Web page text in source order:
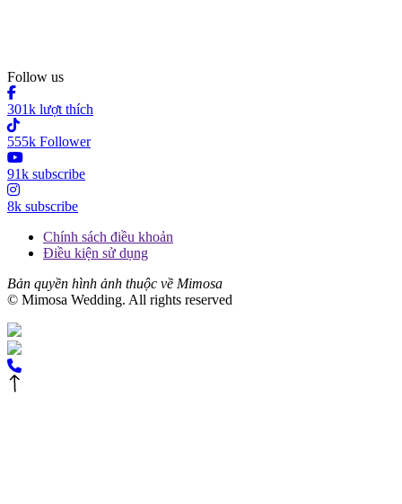
Follow us
301k lượt thích
555k Follower
91k subscribe
8k subscribe
Chính sách điều khoản
Điều kiện sử dụng
Bản quyền hình ảnh thuộc về Mimosa
© Mimosa Wedding. All rights reserved